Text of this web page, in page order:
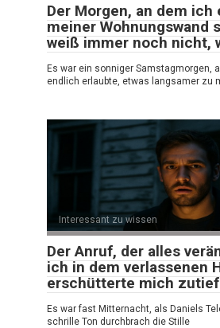
Der Morgen, an dem ich
meiner Wohnungswand
weiß immer noch nicht,
Es war ein sonniger Samstagmorgen,
endlich erlaubte, etwas langsamer zu
Interessant zu wissen
Der Anruf, der alles
ich in dem verlassenen
erschütterte mich
Es war fast Mitternacht, als Daniels
schrille Ton durchbrach die Stille